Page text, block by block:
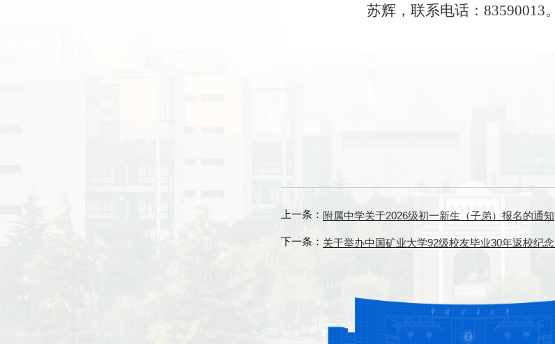
苏辉，联系电话： 83590013。
上一条： 附属中学关于2026级初一新生（子弟）报名的通知
下一条： 关于举办中国矿业大学92级校友毕业30年返校纪